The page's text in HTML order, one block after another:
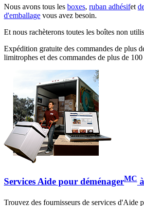
Nous avons tous les boxes, ruban adhésifet
d'emballage vous avez besoin.
Et nous rachèterons toutes les boîtes non
Expédition gratuite des commandes de plus
limitrophes et des commandes de plus de
Services Aide pour déménagerMC
Trouvez des fournisseurs de services d'Aide